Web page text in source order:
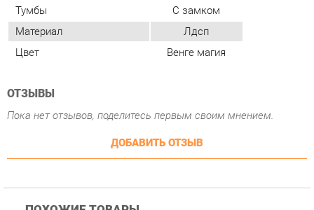
ОТЗЫВЫ
Пока нет отзывов, поделитесь первым своим мнением.
ДОБАВИТЬ ОТЗЫВ
ПОХОЖИЕ ТОВАРЫ